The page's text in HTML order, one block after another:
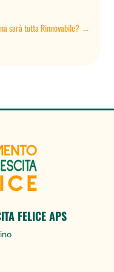
sarà tutta Rinnovabile?→
FELICE APS